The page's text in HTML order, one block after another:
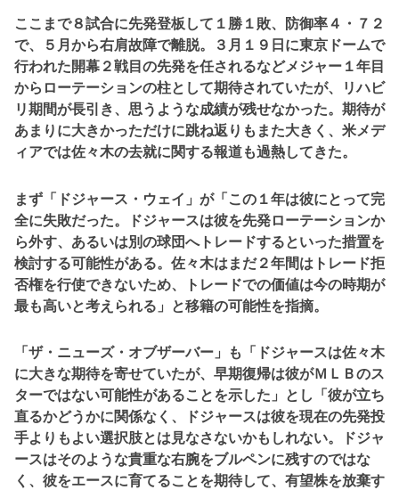
ここまで８試合に先発登板して１勝１敗、防御率４・７２
で、５月から右肩故障で離脱。３月１９日に東京ドームで
行われた開幕２戦目の先発を任されるなどメジャー１年目
からローテーションの柱として期待されていたが、リハビ
リ期間が長引き、思うような成績が残せなかった。期待が
あまりに大きかっただけに跳ね返りもまた大きく、米メデ
ィアでは佐々木の去就に関する報道も過熱してきた。
まず「ドジャース・ウェイ」が「この１年は彼にとって完
全に失敗だった。ドジャースは彼を先発ローテーションか
ら外す、あるいは別の球団へトレードするといった措置を
検討する可能性がある。佐々木はまだ２年間はトレード拒
否権を行使できないため、トレードでの価値は今の時期が
最も高いと考えられる」と移籍の可能性を指摘。
「ザ・ニューズ・オブザーバー」も「ドジャースは佐々木
に大きな期待を寄せていたが、早期復帰は彼がＭＬＢのス
ターではない可能性があることを示した」とし「彼が立ち
直るかどうかに関係なく、ドジャースは彼を現在の先発投
手よりもよい選択肢とは見なさないかもしれない。ドジャ
ースはそのような貴重な右腕をブルペンに残すのではな
く、彼をエースに育てることを期待して、有望株を放棄す